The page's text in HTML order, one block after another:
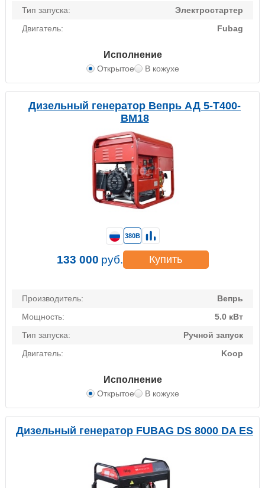
Тип запуска:
Электростартер
Двигатель:
Fubag
Исполнение
Открытое В кожухе
Дизельный генератор Вепрь АД 5-T400-
ВМ18
Производитель:
Вепрь
Мощность:
5.0 кВт
Тип запуска:
Ручной запуск
Двигатель:
Koop
Исполнение
Открытое В кожухе
380В
133 000 руб. Купить
Дизельный генератор FUBAG DS 8000 DA ES